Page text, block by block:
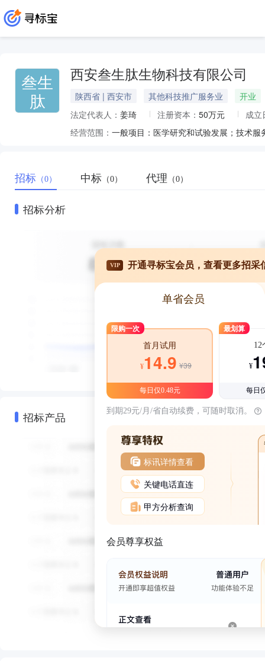
叁生
肽
西安叁生肽生物科技有限公司
陕西省 | 西安市 其他科技推广服务业
开业
法定代表人： 姜琦 注册资本： 50万元
成立
经营范围：
招标 （0） 中标 （0） 代理 （0）
招标分析
招标产品
VIP 开通寻标宝会员，查看更多招采
单省会员
限购一次
首月试用
¥14.9 ¥39
每日仅0.48元
最划算
12
¥
每日
到期29元/月/省自动续费，可随时取消。
标讯详情查看
关键电话直连
甲方分析查询
会员尊享权益